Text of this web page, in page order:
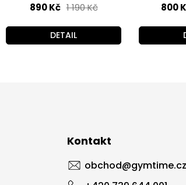
890 Kč 1 190 Kč
DETAIL
800
Kontakt
obchod@gymtime.cz